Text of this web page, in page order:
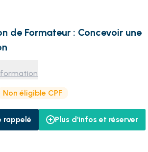
de Formateur : Concevoir une
Non éligible CPF
rappelé Plus d'infos et réserver